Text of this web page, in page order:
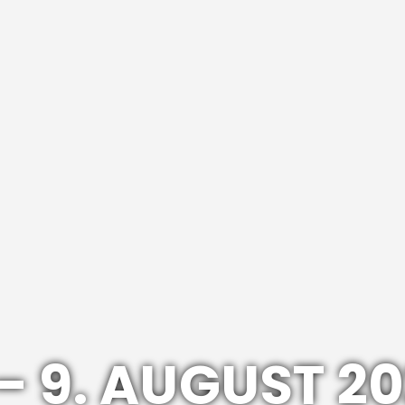
9. AUGUST